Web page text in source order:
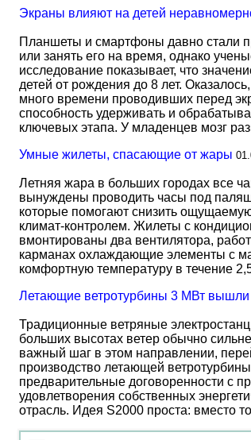
Экраны влияют на детей
Планшеты и смартфоны давно стали
или занять его на время, однако
исследование показывает, что
детей от рождения до 8 лет.
много времени проводивших перед
способность удерживать и
ключевых этапа. У младенцев мозг
Умные жилеты, спасающие от жары
Летняя жара в больших городах все
вынуждены проводить часы под
которые помогают снизить
климат-контролем. Жилеты с
вмонтированы два вентилятора,
карманах охлаждающие элементы с
комфортную температуру в течение
Летающие ветротурбины 3 МВт
Традиционные ветряные
больших высотах ветер обычно
важный шаг в этом направлении,
производство летающей
предварительные договоренности с
удовлетворения собственных
отрасль. Идея S2000 проста: вместо